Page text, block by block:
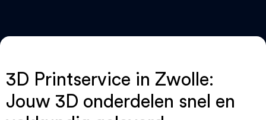
3D Printservice in Zwolle:
Jouw 3D onderdelen snel en